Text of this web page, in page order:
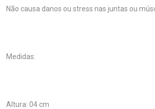
Não causa danos ou stress nas juntas ou
Medidas:
Altura: 04 cm